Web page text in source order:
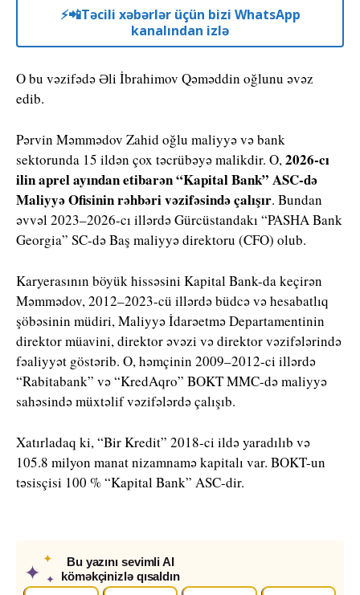
⚡️📲Təcili xəbərlər üçün bizi WhatsApp
kanalından izlə
O bu vəzifədə Əli İbrahimov Qəməddin oğlunu əvəz
edib.
Pərvin Məmmədov Zahid oğlu maliyyə və bank
sektorunda 15 ildən çox təcrübəyə malikdir. O,2026-cı
ilin aprel ayından etibarən “Kapital Bank” ASC-də
Maliyyə Ofisinin rəhbəri vəzifəsində çalışır. Bundan
əvvəl 2023–2026-cı illərdə Gürcüstandakı “PASHA Bank
Georgia” SC-də Baş maliyyə direktoru (CFO) olub.
Karyerasının böyük hissəsini Kapital Bank-da keçirən
Məmmədov, 2012–2023-cü illərdə büdcə və hesabatlıq
şöbəsinin müdiri, Maliyyə İdarəetmə Departamentinin
direktor müavini, direktor əvəzi və direktor vəzifələrində
fəaliyyət göstərib. O, həmçinin 2009–2012-ci illərdə
“Rabitabank” və “KredAqro” BOKT MMC-də maliyyə
sahəsində müxtəlif vəzifələrdə çalışıb.
Xatırladaq ki, “Bir Kredit” 2018-ci ildə yaradılıb və
105.8 milyon manat nizamnamə kapitalı var. BOKT-un
təsisçisi 100 % “Kapital Bank” ASC-dir.
✦
✦
✦
Bu yazını sevimli AI
köməkçinizlə qısaldın